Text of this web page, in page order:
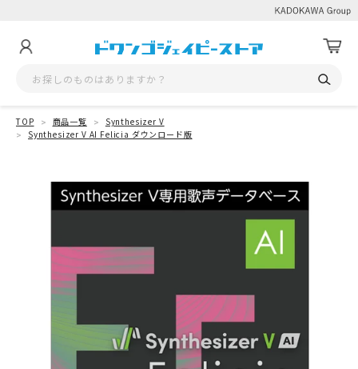
TOP 商品一覧
Synthesizer V
Synthesizer V AI Felicia ダウンロード版